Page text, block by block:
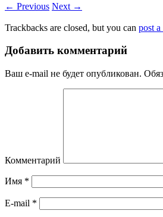
← Previous Next →
Trackbacks are closed, but you can post
Добавить комментарий
Ваш e-mail не будет опубликован.
Комментарий
Имя *
E-mail *